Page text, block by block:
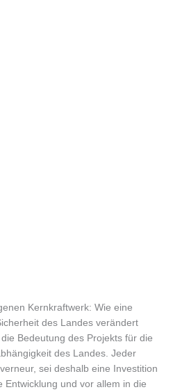
Kernkraftwerk: Wie eine
des Landes verändert
Bedeutung des Projekts für die
des Landes. Jeder
sei deshalb eine Investition
Entwicklung und vor allem in die